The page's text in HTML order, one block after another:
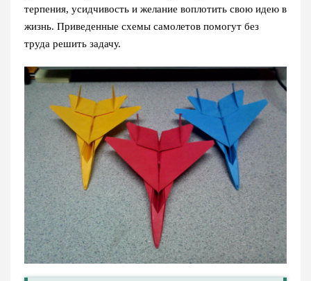
терпения, усидчивость и желание воплотить свою идею в
жизнь. Приведенные схемы самолетов помогут без
труда решить задачу.